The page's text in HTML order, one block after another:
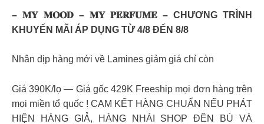
– 𝐌𝐘 𝐌𝐎𝐎𝐃 – 𝐌𝐘 𝐏𝐄𝐑𝐅𝐔𝐌𝐄 – CHƯƠNG TRÌNH
KHUYẾN MÃI ÁP DỤNG TỪ 4/8 ĐẾN 8/8
Nhân dịp hàng mới về Lamines giảm giá chỉ còn
Giá 390K/lọ — Giá gốc 429K Freeship mọi đơn hàng trên
mọi miền tổ quốc ! CAM KẾT HÀNG CHUẨN NẾU PHÁT
HIỆN HÀNG GIẢ, HÀNG NHÁI SHOP ĐỀN BÙ VÀ